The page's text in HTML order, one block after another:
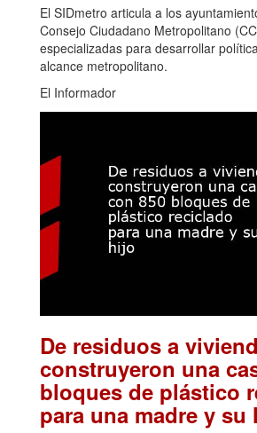
El SIDmetro articula a los
Consejo Ciudadano Metropolitano
especializadas para desarrollar
alcance metropolitano.
El Informador
De residuos a
construyeron una
bloques de plástico
para una madre y su